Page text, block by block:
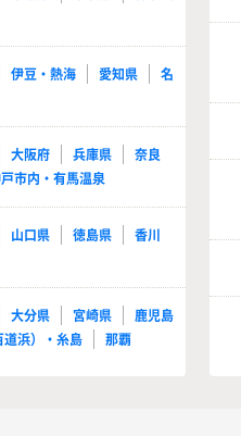
伊豆・熱海 愛知県
名
大阪府 兵庫県
奈良
市内・有馬温泉
山口県 徳島県
香川
大分県 宮崎県
鹿児島
浜）・糸島 那覇